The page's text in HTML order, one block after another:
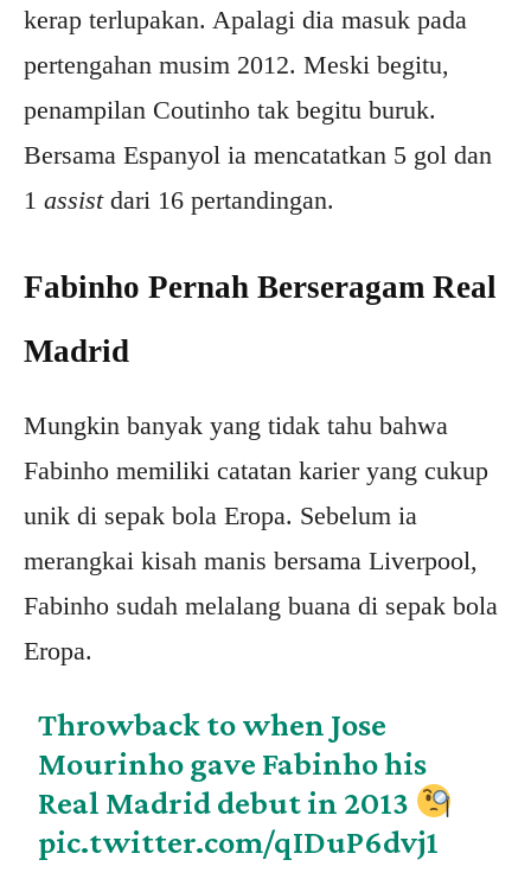
kerap terlupakan. Apalagi dia masuk pada
pertengahan musim 2012. Meski begitu,
penampilan Coutinho tak begitu buruk.
Bersama Espanyol ia mencatatkan 5 gol dan
1 assistdari 16 pertandingan.
Fabinho Pernah Berseragam Real
Madrid
Mungkin banyak yang tidak tahu bahwa
Fabinho memiliki catatan karier yang cukup
unik di sepak bola Eropa. Sebelum ia
merangkai kisah manis bersama Liverpool,
Fabinho sudah melalang buana di sepak bola
Eropa.
Throwback to when Jose
Mourinho gave Fabinho his
Real Madrid debut in 2013
pic.twitter.com/qIDuP6dvj1